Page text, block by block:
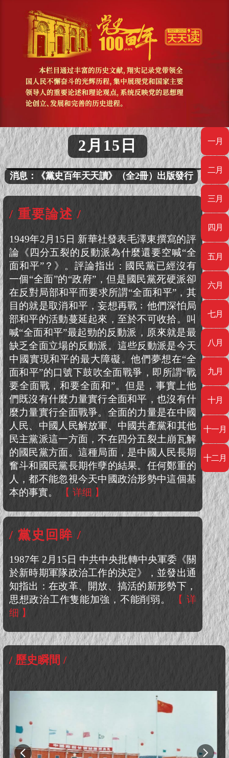
2月15日
消息：《黨史百年天天讀》（全2冊）出版發行
《黨史百年天天讀》入選中宣部慶祝建黨百年好
書薦讀書單
消息：《黨史百年天天讀》（全2冊）出版發行
書薦讀書單
/ 重要論述 /
1949年2月15日 新華社發表毛澤東撰寫的評
論《四分五裂的反動派為什麼還要空喊“全
面和平”？》。評論指出：國民黨已經沒有
一個“全面”的“政府”，但是國民黨死硬派卻
在反對局部和平而要求所謂“全面和平”，其
目的就是取消和平，妄想再戰﹔他們深怕局
部和平的活動蔓延起來，至於不可收拾。叫
喊“全面和平”最起勁的反動派，原來就是最
缺乏全面立場的反動派。這些反動派是今天
中國實現和平的最大障礙。他們夢想在“全
面和平”的口號下鼓吹全面戰爭，即所謂“戰
要全面戰，和要全面和”。但是，事實上他
們既沒有什麼力量實行全面和平，也沒有什
麼力量實行全面戰爭。全面的力量是在中國
人民、中國人民解放軍、中國共產黨和其他
民主黨派這一方面，不在四分五裂土崩瓦解
的國民黨方面。這種局面，是中國人民長期
奮斗和國民黨長期作孽的結果。任何鄭重的
人，都不能忽視今天中國政治形勢中這個基
本的事實。
【 详细 】
/ 黨史回眸 /
1987年 2月15日 中共中央批轉中央軍委《關
於新時期軍隊政治工作的決定》，並發出通
知指出：在改革、開放、搞活的新形勢下，
思想政治工作隻能加強，不能削弱。
【 详
细 】
/ 歷史瞬間 /
一月
二月
三月
四月
五月
六月
七月
八月
九月
十月
十一月
十二月